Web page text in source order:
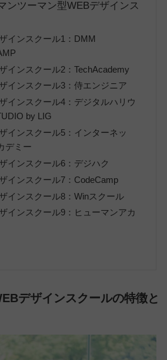
ンツーマン型WEBデザインス
インスクール1：DMM
インスクール2：TechAcademy
インスクール3：侍エンジニア
インスクール4：デジタルハリウ
by LIG
インスクール5：インターネッ
デミー
インスクール6：デジハク
インスクール7：CodeCamp
インスクール8：Winスクール
インスクール9：ヒューマンアカ
デザインスクールの特徴と